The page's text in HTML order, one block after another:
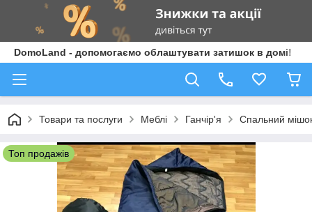
DomoLand - допомогаємо облаштувати затишок в домі!
Товари та послуги Меблі Ганчір'я Спальний
Топ продажів